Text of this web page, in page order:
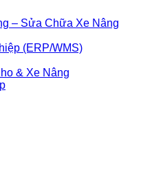
– Sửa Chữa Xe Nâng
(ERP/WMS)
& Xe Nâng